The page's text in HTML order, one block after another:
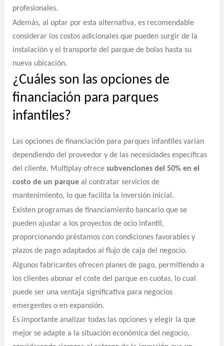
profesionales.
Además, al optar por esta alternativa, es recomendable
considerar los costos adicionales que pueden surgir de la
instalación y el transporte del parque de bolas hasta su
nueva ubicación.
¿Cuáles son las opciones de
financiación para parques
infantiles?
Las opciones de financiación para parques infantiles varían
dependiendo del proveedor y de las necesidades específicas
del cliente. Multiplay ofrece subvenciones del 50% en el
costo de un parqueal contratar servicios de
mantenimiento, lo que facilita la inversión inicial.
Existen programas de financiamiento bancario que se
pueden ajustar a los proyectos de ocio infantil,
proporcionando préstamos con condiciones favorables y
plazos de pago adaptados al flujo de caja del negocio.
Algunos fabricantes ofrecen planes de pago, permitiendo a
los clientes abonar el coste del parque en cuotas, lo cual
puede ser una ventaja significativa para negocios
emergentes o en expansión.
Es importante analizar todas las opciones y elegir la que
mejor se adapte a la situación económica del negocio,